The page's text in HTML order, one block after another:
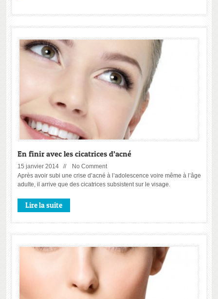
En finir avec les cicatrices d’acné
15 janvier 2014 //
No Comment
Après avoir subi une crise d’acné à l’adolescence voire même à l’âge
adulte, il arrive que des cicatrices subsistent sur le visage.
Lire la suite